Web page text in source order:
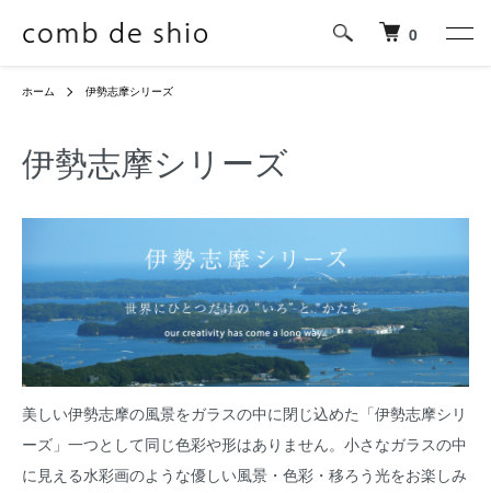
0
ホーム 伊勢志摩シリーズ
伊勢志摩シリーズ
美しい伊勢志摩の風景をガラスの中に閉じ込めた「伊勢志摩シリ
ーズ」一つとして同じ色彩や形はありません。小さなガラスの中
に見える水彩画のような優しい風景・色彩・移ろう光をお楽しみ